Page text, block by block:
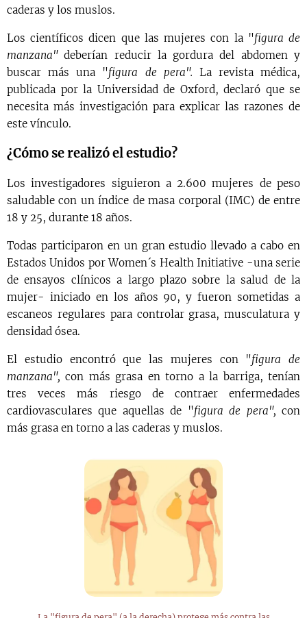
caderas y los muslos.
Los científicos dicen que las mujeres con la "figura de
manzana"deberían reducir la gordura del abdomen y
buscar más una "figura de pera". La revista médica,
publicada por la Universidad de Oxford, declaró que se
necesita más investigación para explicar las razones de
este vínculo.
¿Cómo se realizó el estudio?
Los investigadores siguieron a 2.600 mujeres de peso
saludable con un índice de masa corporal (IMC) de entre
18 y 25, durante 18 años.
Todas participaron en un gran estudio llevado a cabo en
Estados Unidos por Women´s Health Initiative -una serie
de ensayos clínicos a largo plazo sobre la salud de la
mujer- iniciado en los años 90, y fueron sometidas a
escaneos regulares para controlar grasa, musculatura y
densidad ósea.
El estudio encontró que las mujeres con "figura de
manzana", con más grasa en torno a la barriga, tenían
tres veces más riesgo de contraer enfermedades
cardiovasculares que aquellas de "figura de pera", con
más grasa en torno a las caderas y muslos.